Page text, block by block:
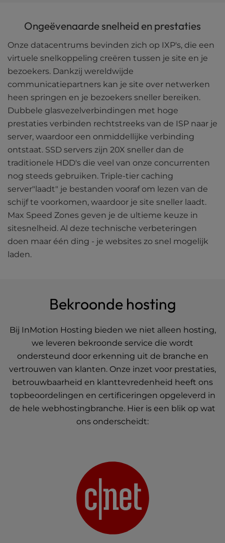
Ongeëvenaarde snelheid en prestaties
Onze datacentrums bevinden zich op IXP's, die een
virtuele snelkoppeling creëren tussen je site en je
bezoekers. Dankzij wereldwijde
communicatiepartners kan je site over netwerken
heen springen en je bezoekers sneller bereiken.
Dubbele glasvezelverbindingen met hoge
prestaties verbinden rechtstreeks van de ISP naar je
server, waardoor een onmiddellijke verbinding
ontstaat. SSD servers zijn 20X sneller dan de
traditionele HDD's die veel van onze concurrenten
nog steeds gebruiken. Triple-tier caching
server"laadt" je bestanden vooraf om lezen van de
schijf te voorkomen, waardoor je site sneller laadt.
Max Speed Zones geven je de ultieme keuze in
sitesnelheid. Al deze technische verbeteringen
doen maar één ding - je websites zo snel mogelijk
laden.
Bekroonde hosting
Bij InMotion Hosting bieden we niet alleen hosting,
we leveren bekroonde service die wordt
ondersteund door erkenning uit de branche en
vertrouwen van klanten. Onze inzet voor prestaties,
betrouwbaarheid en klanttevredenheid heeft ons
topbeoordelingen en certificeringen opgeleverd in
de hele webhostingbranche. Hier is een blik op wat
ons onderscheidt: